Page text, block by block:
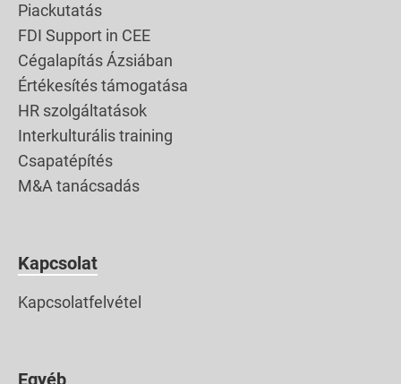
kevésbé ismertek,
főleg itt nyugaton, de
szerintem […]
Piackutatás
FDI Support in CEE
Cégalapítás Ázsiában
Értékesítés támogatása
HR szolgáltatások
Interkulturális training
Csapatépítés
M&A tanácsadás
Kapcsolat
Kapcsolatfelvétel
Egyéb